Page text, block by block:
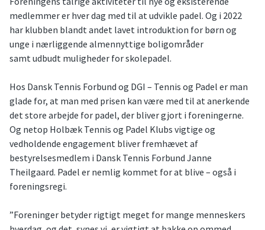
medlemmer er hver dag med til at udvikle padel. Og i 2022
har klubben blandt andet lavet introduktion for børn og
unge i nærliggende almennyttige boligområder
samt udbudt muligheder for skolepadel.
Hos Dansk Tennis Forbund og DGI – Tennis og Padel er man
glade for, at man med prisen kan være med til at anerkende
det store arbejde for padel, der bliver gjort i foreningerne.
Og netop Holbæk Tennis og Padel Klubs vigtige og
vedholdende engagement bliver fremhævet af
bestyrelsesmedlem i Dansk Tennis Forbund Janne
Theilgaard. Padel er nemlig kommet for at blive – også i
foreningsregi.
”Foreninger betyder rigtigt meget for mange menneskers